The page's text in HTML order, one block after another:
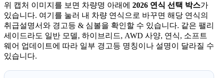
위 캡처 이미지를 보면 차량명 아래에 2026 연식 선택 박스가
있습니다. 여기를 눌러 내 차량 연식으로 바꾸면 해당 연식의
취급설명서와 경고등 & 심볼을 확인할 수 있습니다. 같은 팰리
세이드라도 일반 모델, 하이브리드, AWD 사양, 연식, 소프트
웨어 업데이트에 따라 일부 경고등 명칭이나 설명이 달라질 수
있습니다.